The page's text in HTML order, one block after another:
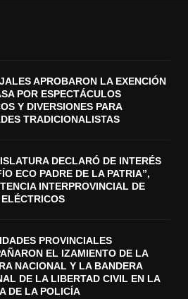
APROBARON LA EXENCIÓN
POR ESPECTÁCULOS
Y DIVERSIONES PARA
TRADICIONALISTAS
DECLARÓ DE INTERÉS
ECO PADRE DE LA PATRIA”,
INTERPROVINCIAL DE
PROVINCIALES
EL IZAMIENTO DE LA
NACIONAL Y LA BANDERA
DE LA LIBERTAD CIVIL EN LA
DE LA POLICÍA